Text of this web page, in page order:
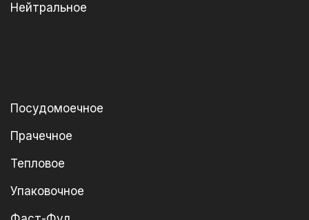
Нейтральное
Посудомоечное
Прачечное
Тепловое
Упаковочное